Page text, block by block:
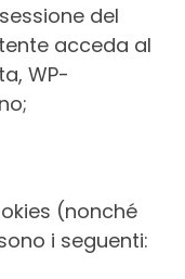
del
acceda al
WP-
(nonché
i seguenti: